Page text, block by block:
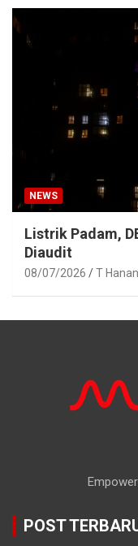
NEWS
Listrik Padam,
Diaudit
08/07/2026 T
POST